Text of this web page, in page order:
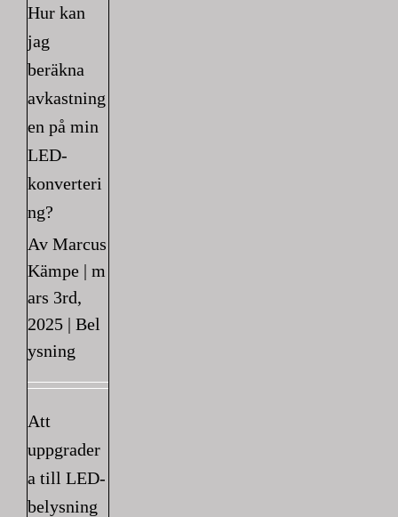
Hur kan
jag
beräkna
avkastning
en på min
LED-
konverteri
ng?
Av Marcus
Kämpe | m
ars 3rd,
2025 | Bel
ysning
Att
uppgrader
a till LED-
belysning